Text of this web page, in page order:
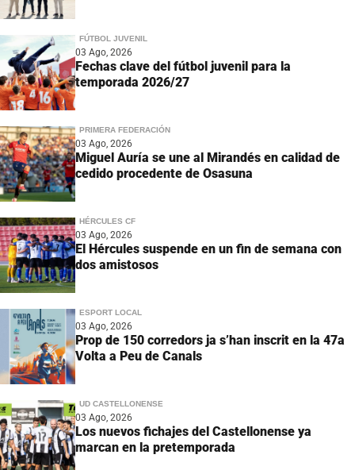
FÚTBOL JUVENIL
03 Ago, 2026
Fechas clave del fútbol juvenil para la
temporada 2026/27
PRIMERA FEDERACIÓN
03 Ago, 2026
Miguel Auría se une al Mirandés en calidad de
cedido procedente de Osasuna
HÉRCULES CF
03 Ago, 2026
El Hércules suspende en un fin de semana con
dos amistosos
ESPORT LOCAL
03 Ago, 2026
Prop de 150 corredors ja s’han inscrit en la 47a
Volta a Peu de Canals
UD CASTELLONENSE
03 Ago, 2026
Los nuevos fichajes del Castellonense ya
marcan en la pretemporada